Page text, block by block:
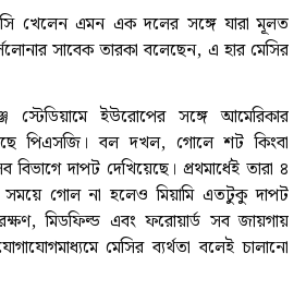
খেলেন এমন এক দলের সঙ্গে যারা মূলত
সাবেক তারকা বলেছেন, এ হার মেসির
স্টেডিয়ামে ইউরোপের সঙ্গে আমেরিকার
পিএসজি। বল দখল, গোলে শট কিংবা
দাপট দেখিয়েছে। প্রথমার্ধেই তারা ৪
সময়ে গোল না হলেও মিয়ামি এতটুকু দাপট
মিডফিল্ড এবং ফরোয়ার্ড সব জায়গায়
মেসির ব্যর্থতা বলেই চালানো